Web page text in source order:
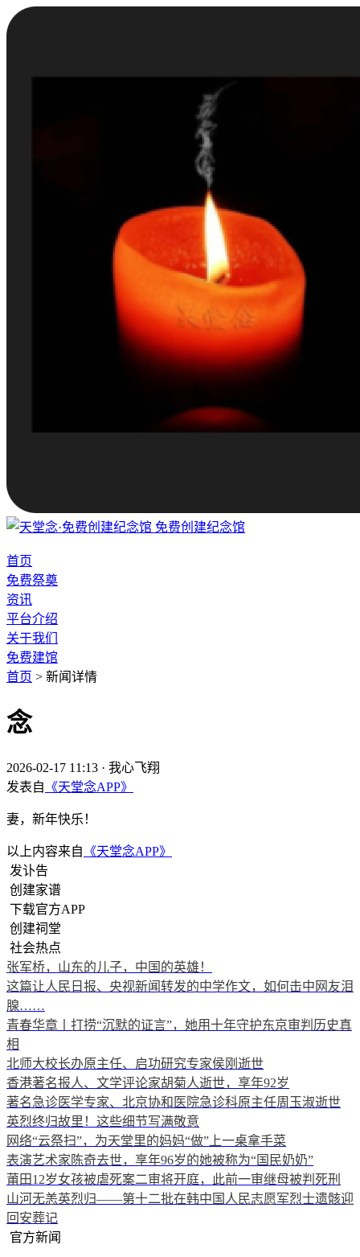
免费创建纪念馆
首页
免费祭奠
资讯
平台介绍
关于我们
免费建馆
首页 > 新闻详情
念
2026-02-17 11:13 · 我心飞翔
发表自 《天堂念APP》
妻，新年快乐！
以上内容来自 《天堂念APP》
发讣告
创建家谱
下载官方APP
创建祠堂
社会热点
张军桥，山东的儿子，中国的英雄！
这篇让人民日报、央视新闻转发的中学作文，如何击中网友泪
腺……
青春华章丨打捞“沉默的证言”，她用十年守护东京审判历史真
相
北师大校长办原主任、启功研究专家侯刚逝世
香港著名报人、文学评论家胡菊人逝世，享年92岁
著名急诊医学专家、北京协和医院急诊科原主任周玉淑逝世
英烈终归故里！这些细节写满敬意
网络“云祭扫”，为天堂里的妈妈“做”上一桌拿手菜
表演艺术家陈奇去世，享年96岁的她被称为“国民奶奶”
莆田12岁女孩被虐死案二审将开庭，此前一审继母被判死刑
山河无恙英烈归——第十二批在韩中国人民志愿军烈士遗骸迎
回安葬记
官方新闻